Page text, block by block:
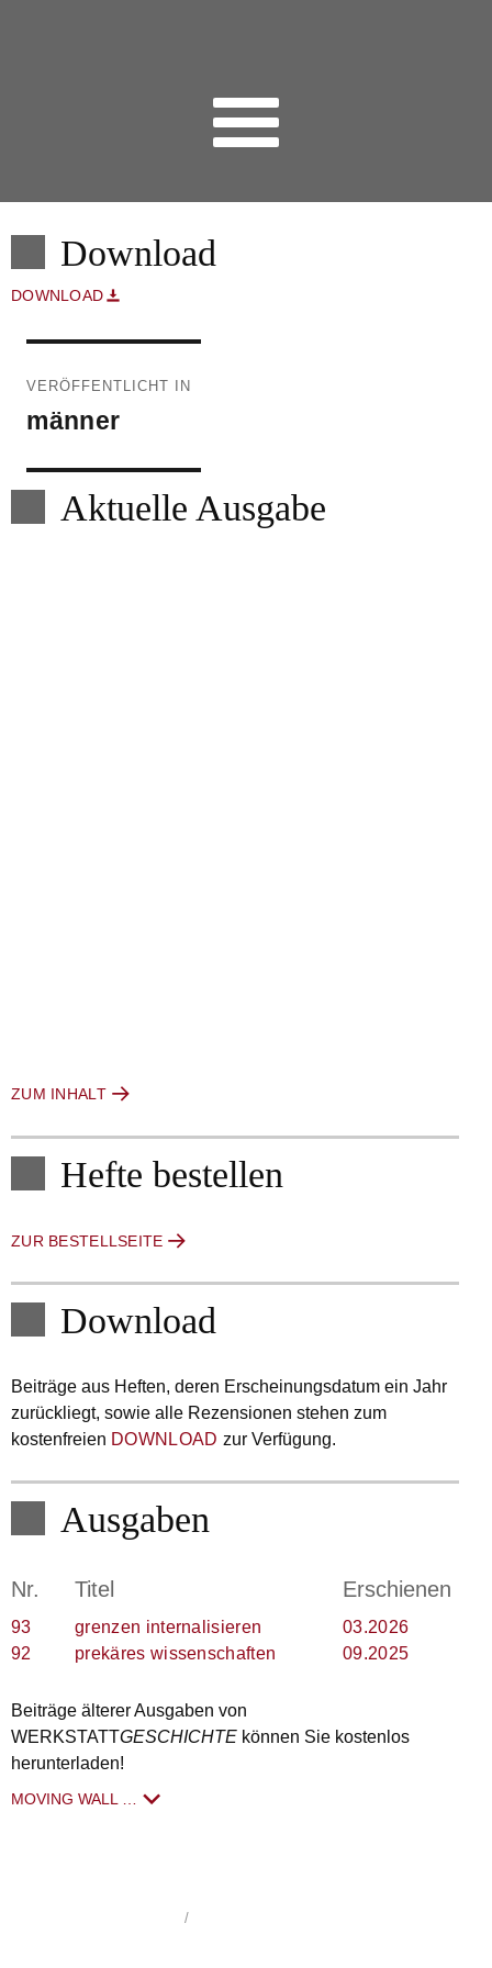
Download
DOWNLOAD
VERÖFFENTLICHT IN
männer
Aktuelle Ausgabe
ZUM INHALT
Hefte bestellen
ZUR BESTELLSEITE
Download
Beiträge aus Heften, deren Erscheinungsdatum ein Jahr
zurückliegt, sowie alle Rezensionen stehen zum
kostenfreien DOWNLOAD zur Verfügung.
Ausgaben
Nr. Titel Erschienen
93 grenzen internalisieren
03.2026
92
prekäres wissenschaften 09.2025
Beiträge älterer Ausgaben von
WERKSTATTGESCHICHTE können Sie kostenlos
herunterladen!
MOVING WALL …